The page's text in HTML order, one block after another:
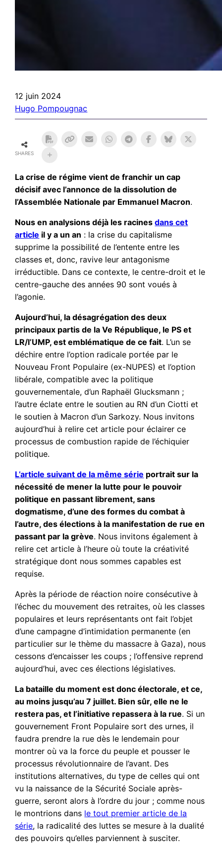
12 juin 2024
Hugo Pompougnac
SHARES
La crise de régime vient de franchir un cap
décisif avec l’annonce de la dissolution de
l’Assemblée Nationale par Emmanuel Macron.
Nous en analysions déjà les racinesdans cet
article il y a un an : la crise du capitalisme
supprime la possibilité de l’entente entre les
classes et, donc, ravive leur antagonisme
irréductible. Dans ce contexte, le centre-droit et le
centre-gauche des années 90 sont voués à
l’agonie.
Aujourd’hui, la désagrégation des deux
principaux partis de la Ve République, le PS et
LR/l’UMP, est emblématique de ce fait. L’un se
déchire entre l’option radicale portée par le
Nouveau Front Populaire (ex-NUPES) et l’option
libérale, compatible avec la politique
gouvernementale, d’un Raphaël Glucksmann ;
l’autre éclate entre le soutien au RN d’un Ciotti et
le soutien à Macron d’un Sarkozy. Nous invitons
aujourd’hui à relire cet article pour éclairer ce
processus de combustion rapide de l’échiquier
politique.
L’article suivant de la même série portrait sur la
nécessité de mener la lutte pour le pouvoir
politique en passant librement, sans
dogmatisme, d’une des formes du combat à
l’autre, des élections à la manifestation de rue en
passant par la grève. Nous invitons également à
relire cet article à l’heure où toute la créativité
stratégique dont nous sommes capables est
requise.
Après la période de réaction noire consécutive à
l’échec du mouvement des retraites, où les classes
populaires et leurs représentants ont fait l’objet
d’une campagne d’intimidation permanente (en
particulier sur le thème du massacre à Gaza), nous
cessons d’encaisser les coups ; l’offensive reprend
aujourd’hui, avec ces élections législatives.
La bataille du moment est donc électorale, et ce,
au moins jusqu’au 7 juillet. Bien sûr, elle ne le
restera pas, et l’initiative repassera à la rue. Si un
gouvernement Front Populaire sort des urnes, il
faudra prendre la rue dès le lendemain pour
montrer où va la force du peuple et pousser le
processus révolutionnaire de l’avant. Des
institutions alternatives, du type de celles qui ont
vu la naissance de la Sécurité Sociale après-
guerre, seront alors à l’ordre du jour ; comme nous
le montrions dans le tout premier article de la
série, la radicalité des luttes se mesure à la dualité
des pouvoirs qu’elles parviennent à susciter.